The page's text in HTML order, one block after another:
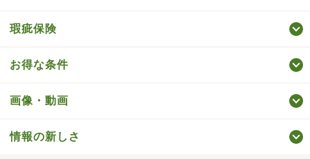
瑕疵保険
お得な条件
画像・動画
情報の新しさ